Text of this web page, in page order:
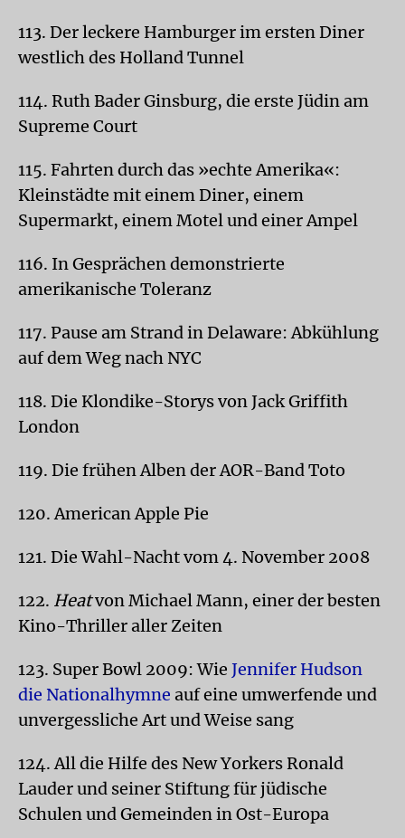
113. Der leckere Hamburger im ersten Diner
westlich des Holland Tunnel
114. Ruth Bader Ginsburg, die erste Jüdin am
Supreme Court
115. Fahrten durch das »echte Amerika«:
Kleinstädte mit einem Diner, einem
Supermarkt, einem Motel und einer Ampel
116. In Gesprächen demonstrierte
amerikanische Toleranz
117. Pause am Strand in Delaware: Abkühlung
auf dem Weg nach NYC
118. Die Klondike-Storys von Jack Griffith
London
119. Die frühen Alben der AOR-Band Toto
120. American Apple Pie
121. Die Wahl-Nacht vom 4. November 2008
122. Heatvon Michael Mann, einer der besten
Kino-Thriller aller Zeiten
123. Super Bowl 2009: Wie Jennifer Hudson
die Nationalhymne auf eine umwerfende und
unvergessliche Art und Weise sang
124. All die Hilfe des New Yorkers Ronald
Lauder und seiner Stiftung für jüdische
Schulen und Gemeinden in Ost-Europa